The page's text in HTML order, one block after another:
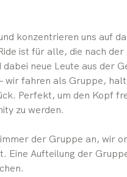
konzentrieren uns auf
ist für alle, die nach
neue Leute aus der
wir fahren als Gruppe,
Perfekt, um den Kopf
zu werden.
der Gruppe an, wir
Eine Aufteilung der